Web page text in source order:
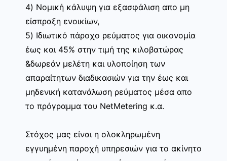
4) Νομική κάλυψη για εξασφάλιση απο μη
είσπραξη ενοικίων,
5) Ιδιωτικό πάροχο ρεύματος για οικονομία
έως και 45% στην τιμή της κιλοβατώρας
&δωρεάν μελέτη και υλοποίηση των
απαραίτητων διαδικασιών για την έως και
μηδενική κατανάλωση ρεύματος μέσα απο
το πρόγραμμα του NetMetering κ.α.
Στόχος μας είναι η ολοκληρωμένη
εγγυημένη παροχή υπηρεσιών για το ακίνητο